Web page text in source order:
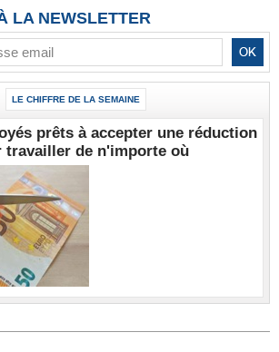
LA NEWSLETTER
LE CHIFFRE DE LA SEMAINE
prêts à accepter une réduction
travailler de n'importe où